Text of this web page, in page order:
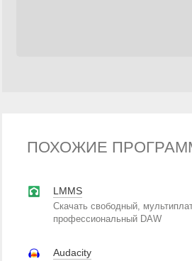
ПОХОЖИЕ
LMMS
Скачать свободный,
профессиональный DAW
Audacity